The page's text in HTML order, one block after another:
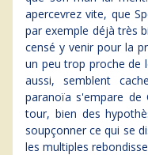
apercevrez vite, que
par exemple déjà très
censé y venir pour la
un peu trop proche de
aussi, semblent
paranoïa s'empare de
tour, bien des
soupçonner ce qui se
les multiples